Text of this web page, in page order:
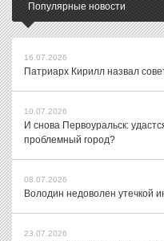
Популярные новости
16.07.2026
Патриарх Кирилл назвал
10.07.2026
И снова Первоуральск:
проблемный город?
08.07.2026
Володин недоволен утечкой
23.07.2026